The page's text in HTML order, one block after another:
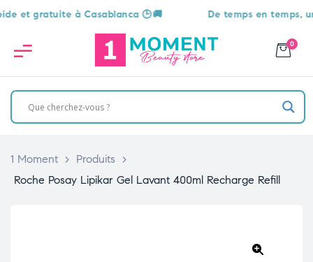
à Casablanca 🕒🚚 De temps en temps, une
0
1 Moment > Produits
>
Roche Posay Lipikar Gel Lavant 400ml Recharge Refill